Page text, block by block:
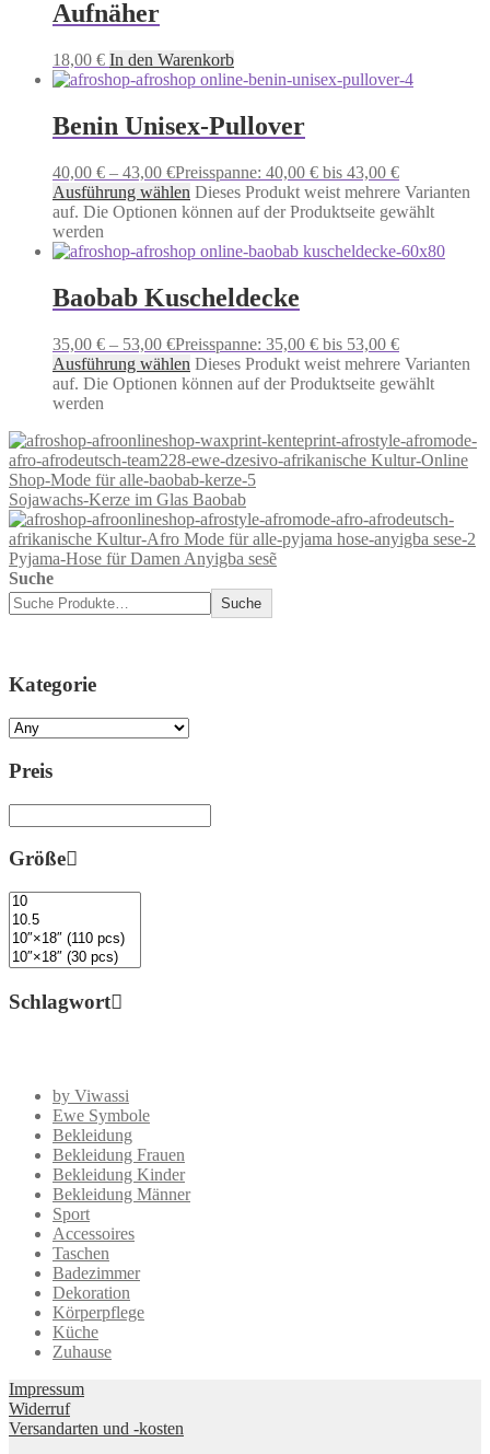
Aufnäher
18,00 € In den Warenkorb
Benin Unisex-Pullover
40,00 € – 43,00 €Preisspanne: 40,00 € bis 43,00 €
Ausführung wählen Dieses Produkt weist mehrere Varianten
auf. Die Optionen können auf der Produktseite gewählt
werden
Baobab Kuscheldecke
35,00 € – 53,00 €Preisspanne: 35,00 € bis 53,00 €
Ausführung wählen Dieses Produkt weist mehrere Varianten
auf. Die Optionen können auf der Produktseite gewählt
werden
Sojawachs-Kerze im Glas Baobab
Pyjama-Hose für Damen Anyigba sesẽ
Suche
Suche
Kategorie
Preis
Größe
Schlagwort
by Viwassi
Ewe Symbole
Bekleidung
Bekleidung Frauen
Bekleidung Kinder
Bekleidung Männer
Sport
Accessoires
Taschen
Badezimmer
Dekoration
Körperpflege
Küche
Zuhause
Impressum
Widerruf
Versandarten und -kosten